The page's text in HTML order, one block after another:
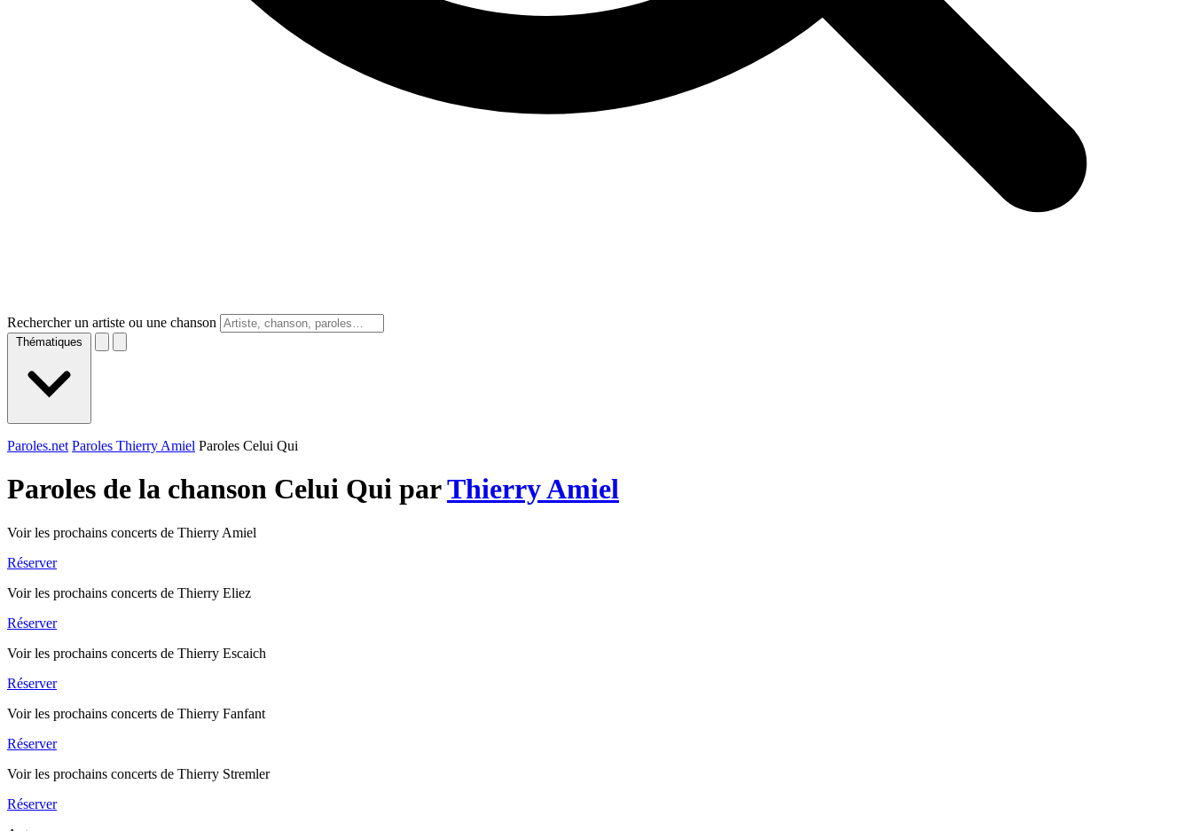
Rechercher un artiste ou une chanson
Thématiques
Paroles.net Paroles Thierry Amiel Paroles Celui Qui
Paroles de la chanson Celui Qui parThierry Amiel
Voir les prochains concerts de Thierry Amiel
Réserver
Voir les prochains concerts de Thierry Eliez
Réserver
Voir les prochains concerts de Thierry Escaich
Réserver
Voir les prochains concerts de Thierry Fanfant
Réserver
Voir les prochains concerts de Thierry Stremler
Réserver